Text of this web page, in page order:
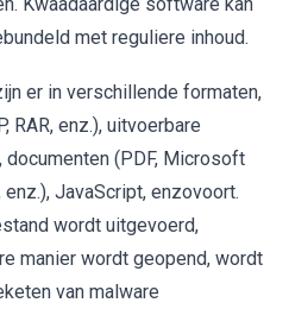
met reguliere inhoud.
er in verschillende formaten,
RAR, enz.), uitvoerbare
documenten (PDF, Microsoft
enz.), JavaScript, enzovoort.
wordt uitgevoerd,
manier wordt geopend, wordt
van malware